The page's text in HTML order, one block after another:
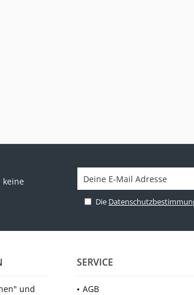
keine
Die
und
SERVICE
AGB